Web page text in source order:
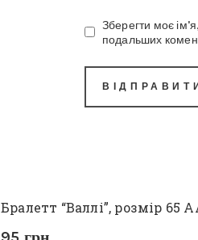
Зберегти моє
подальших
Бралетт “Валлі”, розмір 65
грн